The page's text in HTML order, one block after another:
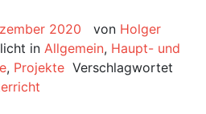
2020 von Holger
in Allgemein, Haupt- und
, Projekte Verschlagwortet